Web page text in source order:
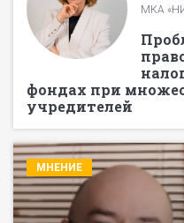
МКА
фондах при
учредителей
МНЕНИЕ